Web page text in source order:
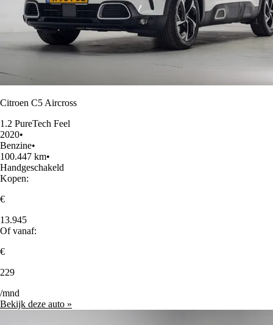
Citroen C5 Aircross
1.2 PureTech Feel
2020•
Benzine•
100.447 km•
Handgeschakeld
Kopen:
€
13.945
Of vanaf:
€
229
/mnd
Bekijk deze auto »